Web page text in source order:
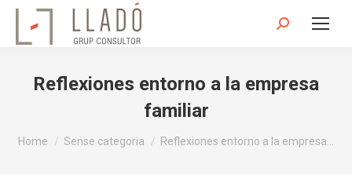
Search:
Reflexiones entorno a la empresa
familiar
You are here:
Home Sense categoria Reflexiones entorno a la empresa…